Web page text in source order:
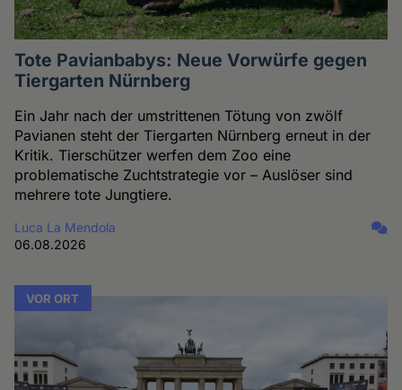
Tote Pavianbabys: Neue Vorwürfe gegen
Tiergarten Nürnberg
Ein Jahr nach der umstrittenen Tötung von zwölf
Pavianen steht der Tiergarten Nürnberg erneut in der
Kritik. Tierschützer werfen dem Zoo eine
problematische Zuchtstrategie vor – Auslöser sind
mehrere tote Jungtiere.
Luca La Mendola
06.08.2026
VOR ORT